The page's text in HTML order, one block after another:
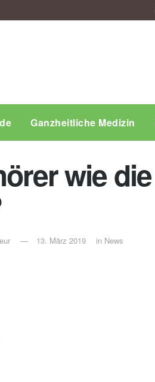
Ganzheitliche Medizin
wie
13. März 2019 in News